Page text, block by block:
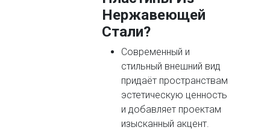
Нержавеющей
Стали?
Современный и
стильный внешний вид
придаёт пространствам
эстетическую ценность
и добавляет проектам
изысканный акцент.